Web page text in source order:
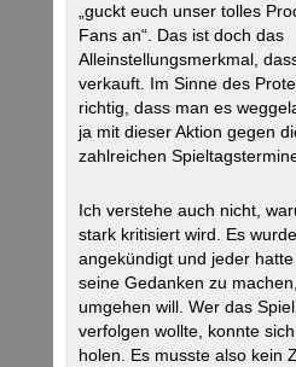
„guckt euch unser tolles
Fans an“. Das ist doch das
Alleinstellungsmerkmal,
verkauft. Im Sinne des
richtig, dass man es
ja mit dieser Aktion gegen
zahlreichen
Ich verstehe auch nicht,
stark kritisiert wird. Es
angekündigt und jeder
seine Gedanken zu
umgehen will. Wer das
verfolgen wollte, konnte
holen. Es musste also kein